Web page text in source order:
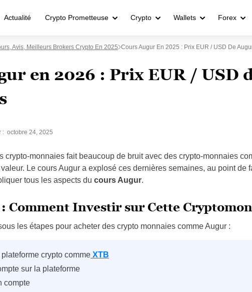
Actualité Crypto Prometteuse Crypto Wallets Forex
Avis, Meilleurs Brokers Crypto En 2025 Cours Augur En 2025 : Prix EUR / USD De
en 2026 : Prix EUR / USD
: octobre 24, 2025
crypto-monnaies fait beaucoup de bruit avec des crypto-monnaies
Le cours Augur a explosé ces dernières semaines, au point de
tous les aspects du cours Augur.
Comment Investir sur Cette
les étapes pour acheter des crypto monnaies comme Augur :
crypto comme XTB
sur la plateforme
compte